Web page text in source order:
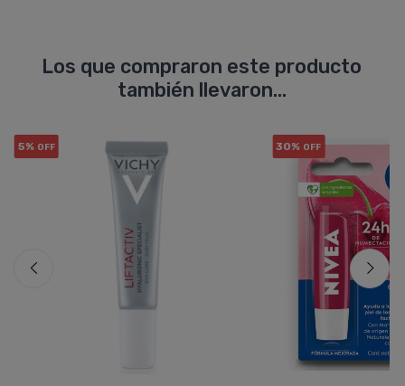
Los que compraron este producto
también llevaron...
5% OFF 30% OFF